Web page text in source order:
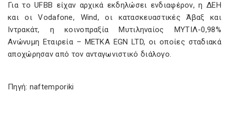
Για το UFBB είχαν αρχικά εκδηλώσει ενδιαφέρον, η ΔΕΗ
και οι Vodafone, Wind, οι κατασκευαστικές Άβαξ και
Ιντρακάτ, η κοινοπραξία Μυτιληναίος ΜΥΤΙΛ-0,98%
Ανώνυμη Εταιρεία – ΜΕΤΚΑ EGN LTD, οι οποίες σταδιακά
αποχώρησαν από τον ανταγωνιστικό διάλογο.
Πηγή: naftemporiki